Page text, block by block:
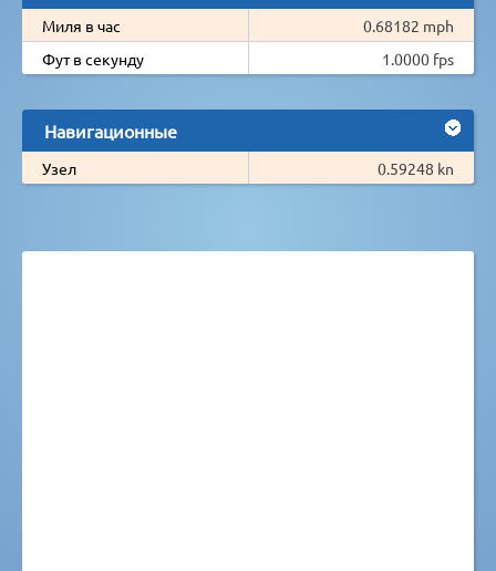
Миля в час
0.68182 mph
Фут в секунду
1.0000 fps
Навигационные
Узел 0.59248 kn